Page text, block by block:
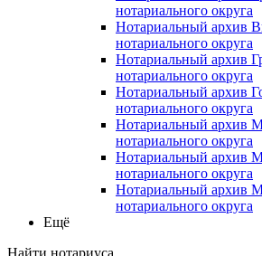
нотариального округа
Нотариальный архив
нотариального округа
Нотариальный архив
нотариального округа
Нотариальный архив
нотариального округа
Нотариальный архив
нотариального округа
Нотариальный архив
нотариального округа
Нотариальный архив
нотариального округа
Ещё
Найти нотариуса